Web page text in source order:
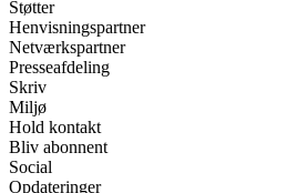
Støtter
Henvisningspartner
Netværkspartner
Presseafdeling
Skriv
Miljø
Hold kontakt
Bliv abonnent
Social
Opdateringer